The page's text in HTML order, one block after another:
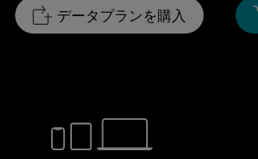
データプランを購入